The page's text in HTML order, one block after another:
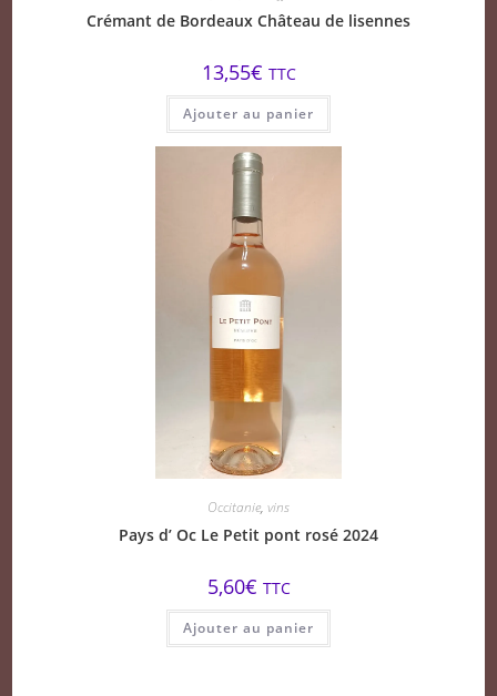
Crémant de Bordeaux Château de lisennes
13,55€ TTC
Ajouter au panier
Occitanie, vins
Pays d’ Oc Le Petit pont rosé 2024
5,60€ TTC
Ajouter au panier